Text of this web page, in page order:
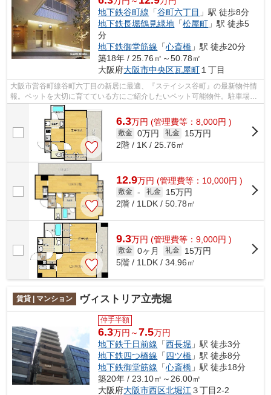
地下鉄谷町線 「谷町六丁目 」駅 徒歩8分
地下鉄長堀鶴見緑地 「松屋町 」駅 徒歩5
分
地下鉄御堂筋線 「心斎橋 」駅 徒歩20分
築18年 / 25.76㎡～50.78㎡
大阪府大阪市中央区瓦屋町 １丁目
大阪市営谷町線谷町六丁目の新居に最適、『ステイシス谷町』の最新物件情
報。ペットを大切に育てている方にご紹介したいペット可能物件。駐車場に
空きがあるので車を駐車するスペース...
6.3万円 (管理費等：8,000円 )
敷金 0万円 礼金
15万円
2階 / 1K / 25.76㎡
12.9万円 (管理費等：10,000円 )
敷金 - 礼金
15万円
2階 / 1LDK / 50.78㎡
9.3万円 (管理費等：9,000円 )
敷金 0ヶ月 礼金
15万円
5階 / 1LDK / 34.96㎡
賃貸 | マンション ヴィストリア立売堀
仲手半額
6.3万円～7.5万円
地下鉄千日前線 「西長堀 」駅 徒歩3分
地下鉄四つ橋線 「四ツ橋 」駅 徒歩8分
地下鉄御堂筋線 「心斎橋 」駅 徒歩18分
築20年 / 23.10㎡～26.00㎡
大阪府大阪市西区北堀江 ３丁目2-2